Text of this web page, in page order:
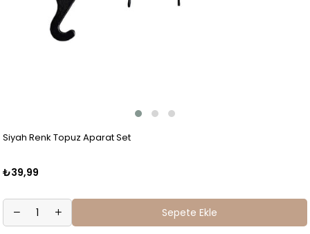
Siyah Renk Topuz Aparat Set
₺39,99
Sepete Ekle